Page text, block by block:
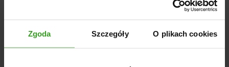
Zgoda Szczegóły O plikach cookies
listopad 2022